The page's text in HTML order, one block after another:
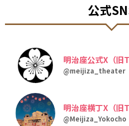
公式
明治座公式X（旧
@meijiza_theater
明治座横丁X（旧
@Meijiza_Yokocho